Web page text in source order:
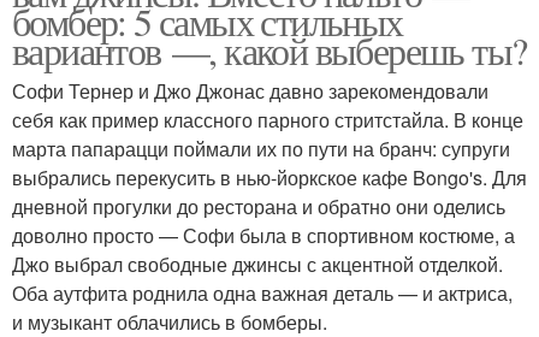
бомбер: 5 самых стильных
вариантов —, какой выберешь ты?
Софи Тернер и Джо Джонас давно зарекомендовали
себя как пример классного парного стритстайла. В конце
марта папарацци поймали их по пути на бранч: супруги
выбрались перекусить в нью-йоркское кафе Bongo's. Для
дневной прогулки до ресторана и обратно они оделись
доволно просто — Софи была в спортивном костюме, а
Джо выбрал свободные джинсы с акцентной отделкой.
Оба аутфита роднила одна важная деталь — и актриса,
и музыкант облачились в бомберы.